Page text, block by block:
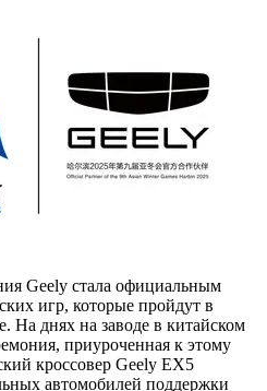
Geely стала официальным
игр, которые пройдут в
На днях на заводе в китайском
приуроченная к этому
кроссовер Geely EX5
автомобилей поддержки